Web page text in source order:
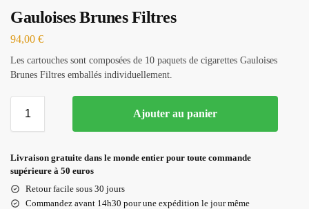
Gauloises Brunes Filtres
94,00 €
Les cartouches sont composées de 10 paquets de cigarettes Gauloises
Brunes Filtres emballés individuellement.
Ajouter au panier
Livraison gratuite dans le monde entier pour toute commande
supérieure à 50 euros
Retour facile sous 30 jours
Commandez avant 14h30 pour une expédition le jour même